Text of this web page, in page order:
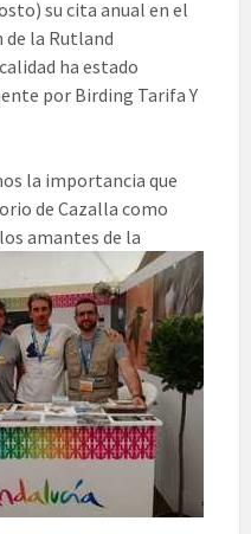
su cita anual en el
de la Rutland
ha estado
por Birding Tarifa Y
la importancia que
de Cazalla como
amantes de la